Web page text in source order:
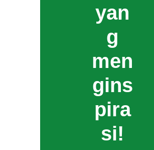
yan
g
men
gins
pira
si!